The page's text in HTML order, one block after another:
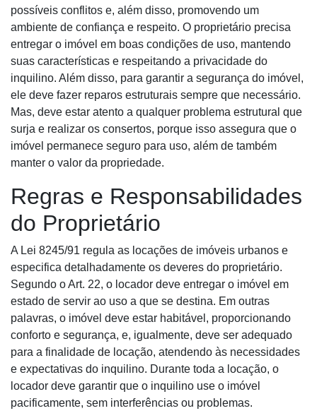
possíveis conflitos e, além disso, promovendo um
ambiente de confiança e respeito. O proprietário precisa
entregar o imóvel em boas condições de uso, mantendo
suas características e respeitando a privacidade do
inquilino. Além disso, para garantir a segurança do imóvel,
ele deve fazer reparos estruturais sempre que necessário.
Mas, deve estar atento a qualquer problema estrutural que
surja e realizar os consertos, porque isso assegura que o
imóvel permanece seguro para uso, além de também
manter o valor da propriedade.
Regras e Responsabilidades
do Proprietário
A Lei 8245/91 regula as locações de imóveis urbanos e
especifica detalhadamente os deveres do proprietário.
Segundo o Art. 22, o locador deve entregar o imóvel em
estado de servir ao uso a que se destina. Em outras
palavras, o imóvel deve estar habitável, proporcionando
conforto e segurança, e, igualmente, deve ser adequado
para a finalidade de locação, atendendo às necessidades
e expectativas do inquilino. Durante toda a locação, o
locador deve garantir que o inquilino use o imóvel
pacificamente, sem interferências ou problemas.